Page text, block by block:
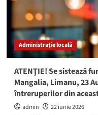
Administrație locală
ATENȚIE! Se sistează
Mangalia, Limanu, 23
întreruperilor din
admin
22 iunie 2026